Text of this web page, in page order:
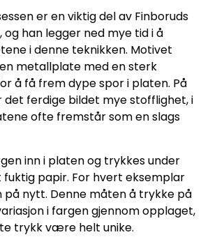
er en viktig del av Finboruds
og han legger ned mye tid i å
i denne teknikken. Motivet
metallplate med en sterk
å få frem dype spor i platen. På
ferdige bildet mye stofflighet, i
ofte fremstår som en slags
inn i platen og trykkes under
papir. For hvert eksemplar
på nytt. Denne måten å trykke på
i fargen gjennom opplaget,
trykk være helt unike.